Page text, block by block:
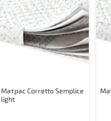
Матрас Corretto Semplice
light